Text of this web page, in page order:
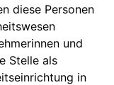
diese Personen
und
Stelle als
in